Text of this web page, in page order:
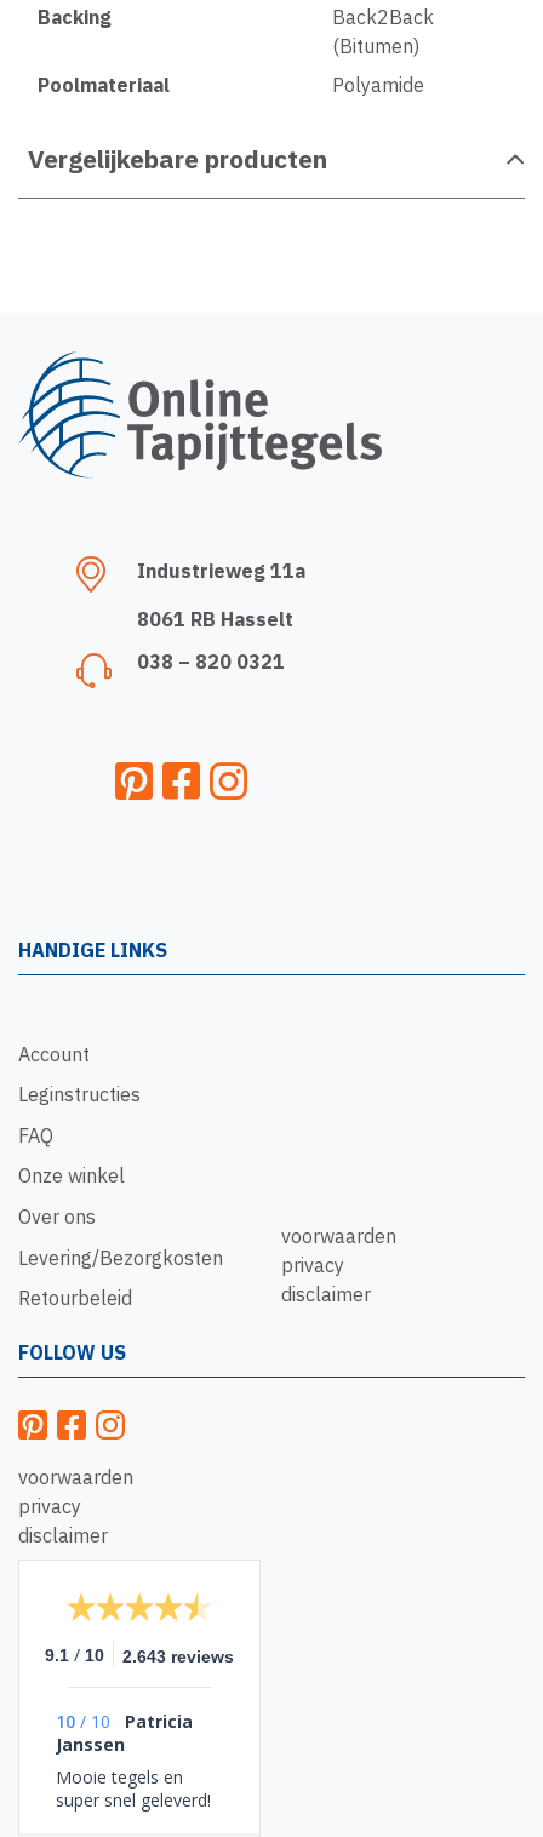
Backing
Back2Back
(Bitumen)
Poolmateriaal
Polyamide
Vergelijkebare producten
Industrieweg 11a
8061 RB Hasselt
038 – 820 0321
HANDIGE LINKS
Account
Leginstructies
FAQ
Onze winkel
Over ons
Levering/Bezorgkosten
Retourbeleid
voorwaarden
privacy
disclaimer
FOLLOW US
voorwaarden
privacy
disclaimer
9.1 / 10 2.643 reviews
10 / 10
Patricia
Janssen
Mooie tegels en
super snel geleverd!